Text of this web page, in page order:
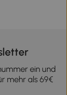
ein und
mehr als 69€